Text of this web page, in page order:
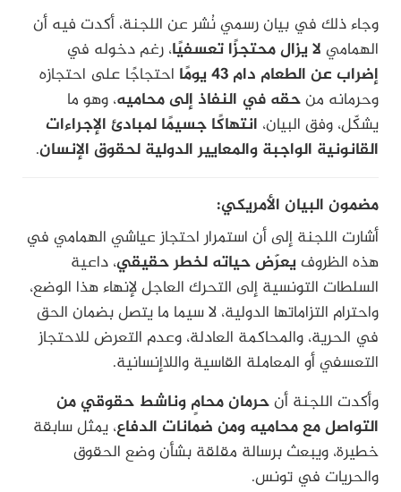
وجاء ذلك في بيان رسمي نُشر عن اللجنة، أكدت فيه أن
الهمامي لا يزال محتجزًا تعسفيًا، رغم دخوله في
إضراب عن الطعام دام 43 يومًا
احتجاجًا على احتجازه
وحرمانه منحقه في النفاذ إلى محاميه، وهو ما
يشكّل، وفق البيان، انتهاكًا جسيمًا لمبادئ الإجراءات
القانونية الواجبة والمعايير الدولية لحقوق الإنسان.
مضمون البيان الأمريكي:
أشارت اللجنة إلى أن استمرار احتجاز عياشي الهمامي في
هذه الظروفيعرّض حياته لخطر حقيقي، داعية
السلطات التونسية إلى التحرك العاجل لإنهاء هذا الوضع،
واحترام التزاماتها الدولية، لا سيما ما يتصل بضمان الحق
في الحرية، والمحاكمة العادلة، وعدم التعرض للاحتجاز
التعسفي أو المعاملة القاسية واللاإنسانية.
وأكدت اللجنة أنحرمان محامٍ وناشط حقوقي من
التواصل مع محاميه ومن ضمانات الدفاع، يمثل سابقة
خطيرة، ويبعث برسالة مقلقة بشأن وضع الحقوق
والحريات في تونس.